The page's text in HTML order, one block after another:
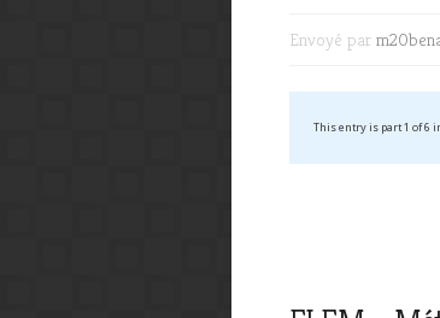
Envoyé par
This entry is part 1 of 6